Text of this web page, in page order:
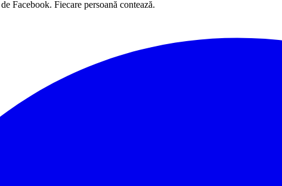
Facebook. Fiecare persoană contează.